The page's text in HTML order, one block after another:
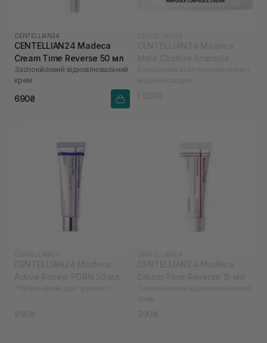
CENTELLIAN24
CENTELLIAN24 Madeca
Cream Time Reverse 50 мл
Заспокійливий відновлювальний
крем
690₴